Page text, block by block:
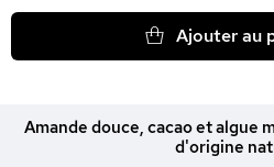
Ajouter au
Amande douce, cacao et algue
d'origine